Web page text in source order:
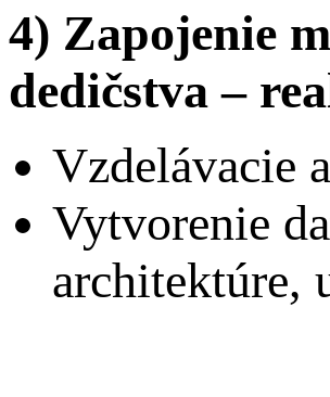
4) Zapojenie
dedičstva –
Vzdelávacie
Vytvorenie
architektúre,